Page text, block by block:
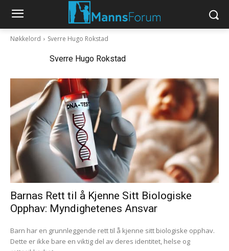
Nøkkelord Sverre Hugo Rokstad
Sverre Hugo Rokstad
Barnas Rett til å Kjenne Sitt Biologiske
Opphav: Myndighetenes Ansvar
Barn har en grunnleggende rett til å kjenne sitt biologiske opphav.
Dette er ikke bare en viktig del av deres identitet, helse og